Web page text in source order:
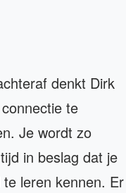
denkt Dirk
te
Je wordt zo
in beslag dat je
leren kennen. Er